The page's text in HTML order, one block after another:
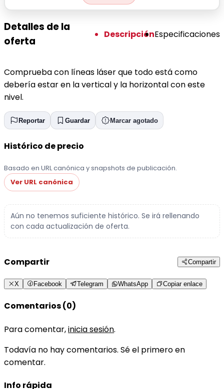
Detalles de la
oferta
DescripciónEspecificaciones
Comprueba con líneas láser que todo está como
debería estar en la vertical y la horizontal con este
nivel.
Reportar Guardar Marcar agotado
Histórico de precio
Basado en URL canónica y snapshots de publicación.
Ver URL canónica
Aún no tenemos suficiente histórico. Se irá rellenando
con cada actualización de oferta.
Compartir Compartir
X Facebook Telegram WhatsApp Copiar enlace
Comentarios (0)
Para comentar,inicia sesión.
Todavía no hay comentarios. Sé el primero en
comentar.
Info rápida